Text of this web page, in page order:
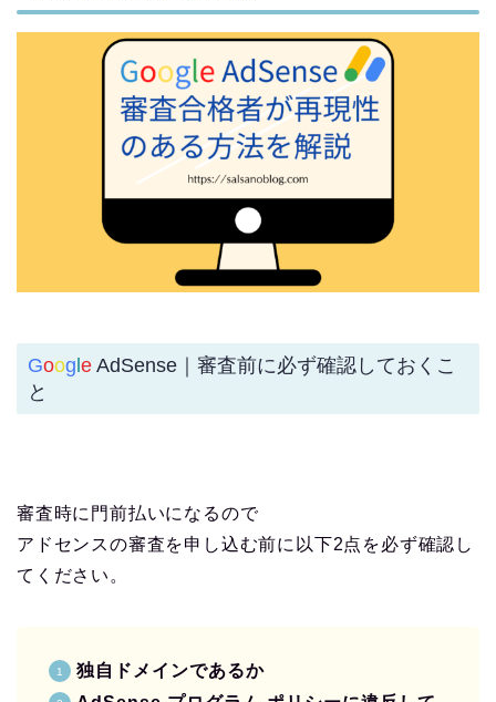
GoogleAdSense｜審査前に必ず確認しておくこ
と
審査時に門前払いになるので
アドセンスの審査を申し込む前に以下2点を必ず確認し
てください。
独自ドメインであるか